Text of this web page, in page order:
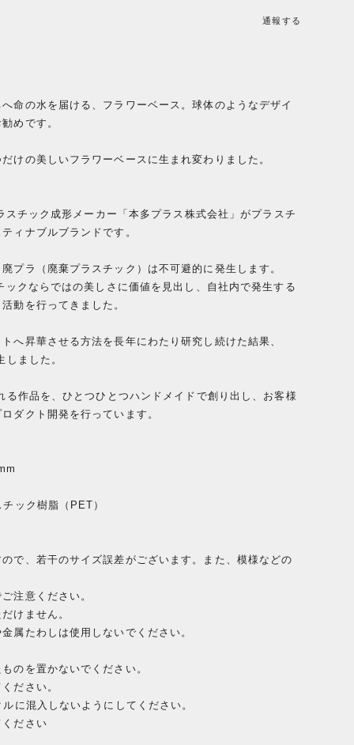
通報する
命の水を届ける、フラワーベース。球体のようなデザイ
めです。
けの美しいフラワーベースに生まれ変わりました。
チック成形メーカー「本多プラス株式会社」がプラスチ
ィナブルブランドです。
プラ（廃棄プラスチック）は不可避的に発生します。
クならではの美しさに価値を見出し、自社内で発生する
動を行ってきました。
へ昇華させる方法を長年にわたり研究し続けた結果、
ました。
作品を、ひとつひとつハンドメイドで創り出し、お客様
ダクト開発を行っています。
ック樹脂（PET）
で、若干のサイズ誤差がございます。また、模様などの
注意ください。
けません。
属たわしは使用しないでください。
のを置かないでください。
ださい。
に混入しないようにしてください。
ください